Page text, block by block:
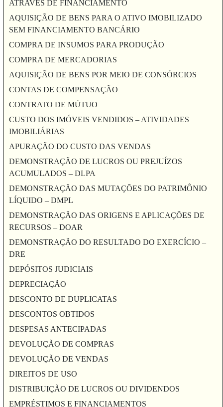
ATRAVÉS DE FINANCIAMENTO
AQUISIÇÃO DE BENS PARA O ATIVO IMOBILIZADO
SEM FINANCIAMENTO BANCÁRIO
COMPRA DE INSUMOS PARA PRODUÇÃO
COMPRA DE MERCADORIAS
AQUISIÇÃO DE BENS POR MEIO DE CONSÓRCIOS
CONTAS DE COMPENSAÇÃO
CONTRATO DE MÚTUO
CUSTO DOS IMÓVEIS VENDIDOS – ATIVIDADES
IMOBILIÁRIAS
APURAÇÃO DO CUSTO DAS VENDAS
DEMONSTRAÇÃO DE LUCROS OU PREJUÍZOS
ACUMULADOS – DLPA
DEMONSTRAÇÃO DAS MUTAÇÕES DO PATRIMÔNIO
LÍQUIDO – DMPL
DEMONSTRAÇÃO DAS ORIGENS E APLICAÇÕES DE
RECURSOS – DOAR
DEMONSTRAÇÃO DO RESULTADO DO EXERCÍCIO –
DRE
DEPÓSITOS JUDICIAIS
DEPRECIAÇÃO
DESCONTO DE DUPLICATAS
DESCONTOS OBTIDOS
DESPESAS ANTECIPADAS
DEVOLUÇÃO DE COMPRAS
DEVOLUÇÃO DE VENDAS
DIREITOS DE USO
DISTRIBUIÇÃO DE LUCROS OU DIVIDENDOS
EMPRÉSTIMOS E FINANCIAMENTOS